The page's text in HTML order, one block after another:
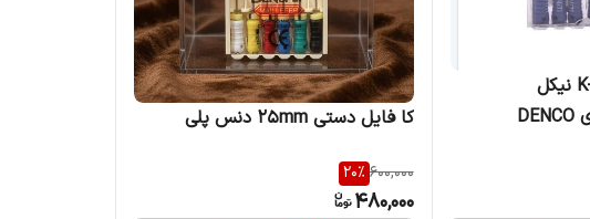
کا فایل دستی K-File نیکل
کا فایل دستی 25mm دنس پلی
600,000
20%
480,000